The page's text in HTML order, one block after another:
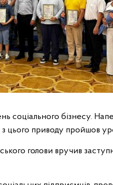
соціального бізнесу.
з цього приводу пройшов
голови вручив